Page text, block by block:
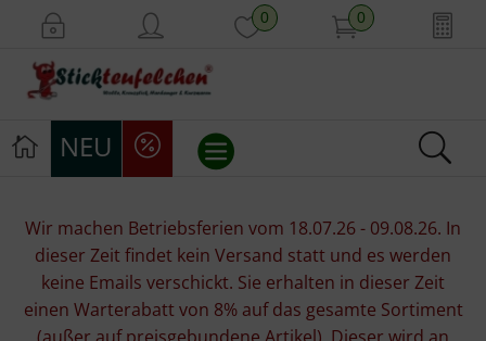
0 0
NEU
Stickpackungen
Stickgarne
Wir machen Betriebsferien vom 18.07.26 - 09.08.26. In
dieser Zeit findet kein Versand statt und es werden
keine Emails verschickt. Sie erhalten in dieser Zeit
einen Warterabatt von 8% auf das gesamte Sortiment